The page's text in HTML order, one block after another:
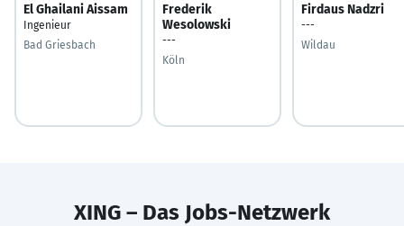
El Ghailani Aissam
Ingenieur
Bad Griesbach
Frederik
Wesolowski
---
Köln
Firdaus Nadzri
---
Wildau
XING – Das Jobs-Netzwerk